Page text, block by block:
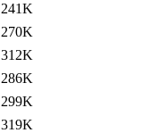
241K
270K
312K
286K
299K
319K